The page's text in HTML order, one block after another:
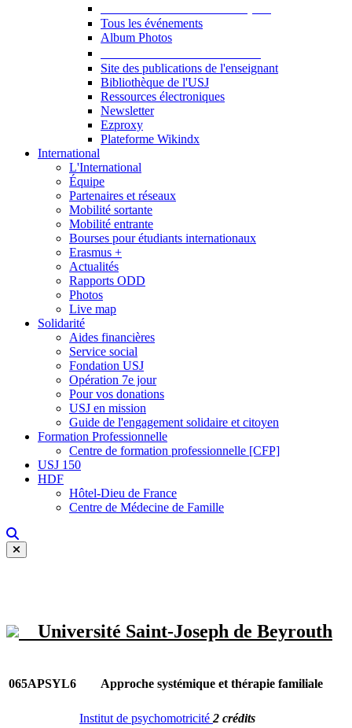
Tous les événements
Album Photos
Site des publications de l'enseignant
Bibliothèque de l'USJ
Ressources électroniques
Newsletter
Ezproxy
Plateforme Wikindx
International
L'International
Équipe
Partenaires et réseaux
Mobilité sortante
Mobilité entrante
Bourses pour étudiants internationaux
Erasmus +
Actualités
Rapports ODD
Photos
Live map
Solidarité
Aides financières
Service social
Fondation USJ
Opération 7e jour
Pour vos donations
USJ en mission
Guide de l'engagement solidaire et citoyen
Formation Professionnelle
Centre de formation professionnelle [CFP]
USJ 150
HDF
Hôtel-Dieu de France
Centre de Médecine de Famille
Université Saint-Joseph de Beyrouth
065APSYL6 Approche systémique et thérapie familiale
Institut de psychomotricité 2 crédits